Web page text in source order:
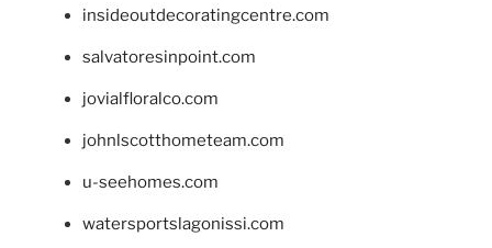
insideoutdecoratingcentre.com
salvatoresinpoint.com
jovialfloralco.com
johnlscotthometeam.com
u-seehomes.com
watersportslagonissi.com